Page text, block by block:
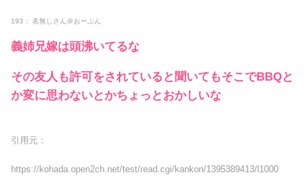
193： 名無しさん＠おーぷん
義姉兄嫁は頭沸いてるな
その友人も許可をされていると聞いてもそこでBBQと
か変に思わないとかちょっとおかしいな
引用元：
https://kohada.open2ch.net/test/read.cgi/kankon/1395389413/l1000